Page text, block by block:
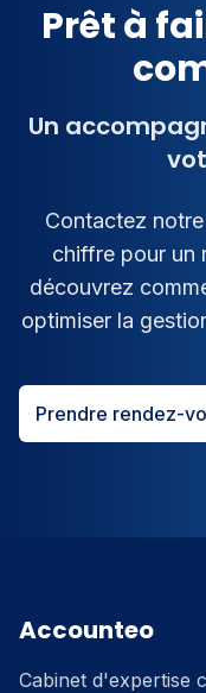
Prêt à
Un
Contactez
chiffre pour un
découvrez
optimiser la
Prendre rendez-
Accounteo
Cabinet d'expertise